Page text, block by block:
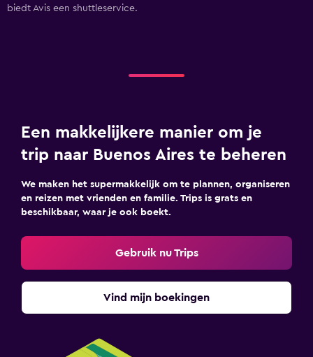
biedt Avis een shuttleservice.
Een makkelijkere manier om je
trip naar Buenos Aires te beheren
We maken het supermakkelijk om te plannen, organiseren
en reizen met vrienden en familie. Trips is grats en
beschikbaar, waar je ook boekt.
Gebruik nu Trips
Vind mijn boekingen